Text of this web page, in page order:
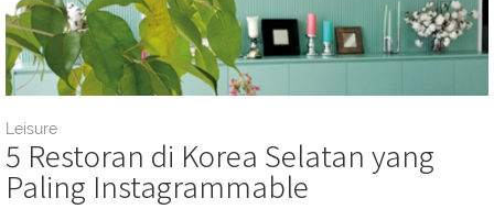
Leisure
5 Restoran di Korea Selatan yang
Paling Instagrammable